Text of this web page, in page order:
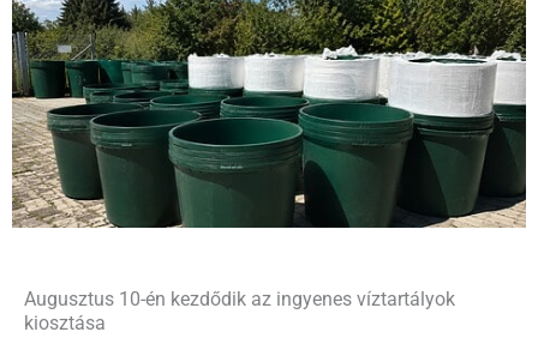
Augusztus 10-én kezdődik az ingyenes víztartályok
kiosztása